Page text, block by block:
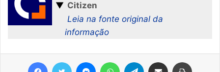
▼ Citizen
Leia na fonte original da
informação